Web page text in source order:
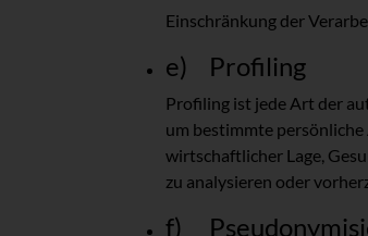
Einschränkung der
e) Profiling
Profiling ist jede Art der
um bestimmte
wirtschaftlicher Lage,
zu analysieren oder
f)